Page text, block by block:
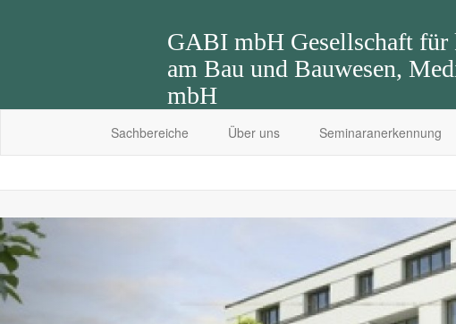
GABI mbH Gesellschaft für
am Bau und Bauwesen,
mbH
Sachbereiche Über uns Seminaranerkennung